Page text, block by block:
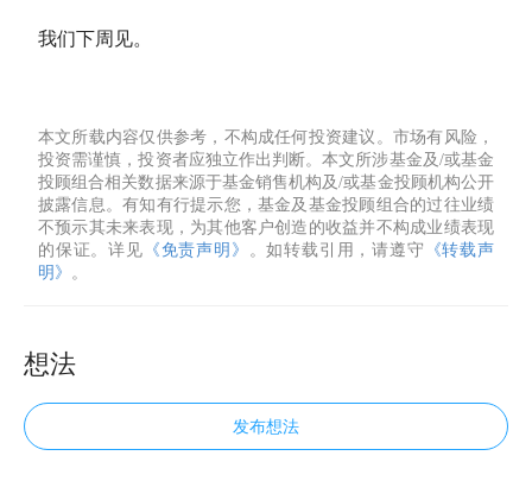
我们下周见。
本文所载内容仅供参考，不构成任何投资建议。市场有风险，
投资需谨慎，投资者应独立作出判断。本文所涉基金及/或基金
投顾组合相关数据来源于基金销售机构及/或基金投顾机构公开
披露信息。有知有行提示您，基金及基金投顾组合的过往业绩
不预示其未来表现，为其他客户创造的收益并不构成业绩表现
的保证。详见 《免责声明》 。如转载引用，请遵守
《转载声
明》 。
想法
发布想法